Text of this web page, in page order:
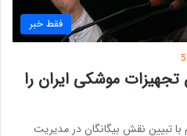
فقط خبر
موشکی ایران را
نقش بیگانگان در مدیریت